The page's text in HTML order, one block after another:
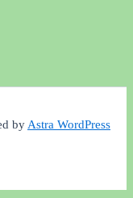
byAstra WordPress